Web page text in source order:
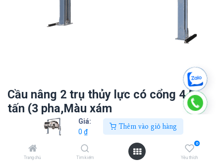
Giá:
0 ₫
Thêm vào giỏ hàng
Trang chủ Tìm kiếm
0
Yêu thích
Cầu nâng 2 trụ thủy lực có cổng 4.5
tấn (3 pha,Màu xám
RAL7016),model:SL-303SBW